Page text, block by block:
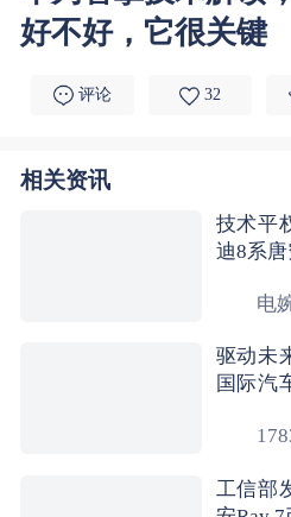
好不好，它很关键
评论 32
相关资讯
技术平
迪8系
电
驱动未
国际汽
工信部